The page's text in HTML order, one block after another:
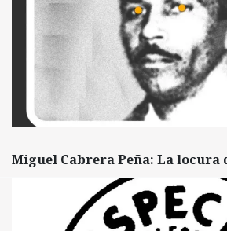
Miguel Cabrera Peña: La locura